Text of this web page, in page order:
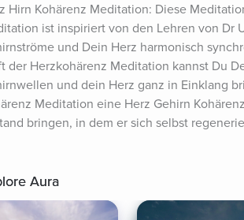
Hirn Kohärenz Meditation: Diese
ist inspiriert von den Lehren von Dr
und Dein Herz harmonisch
der Herzkohärenz Meditation kannst Du
und dein Herz ganz in Einklang
Meditation eine Herz Gehirn
bringen, in dem er sich selbst
Aura